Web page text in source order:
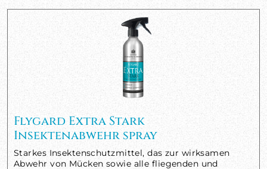
Flygard Extra Stark
Insektenabwehr spray
Starkes Insektenschutzmittel, das zur wirksamen
Abwehr von Mücken sowie alle fliegenden und